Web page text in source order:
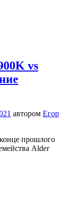
vs
автором Егор
прошлого
Alder